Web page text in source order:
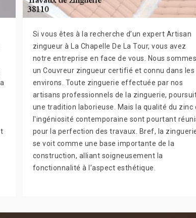
Si vous êtes à la recherche d’un expert Artisan
zingueur à La Chapelle De La Tour, vous avez
notre entreprise en face de vous. Nous sommes
un Couvreur zingueur certifié et connu dans les
environs. Toute zinguerie effectuée par nos
artisans professionnels de la zinguerie,
une tradition laborieuse. Mais la qualité du zinc
l'ingéniosité contemporaine sont pourtant
pour la perfection des travaux. Bref, la
se voit comme une base importante de la
construction, alliant soigneusement la
fonctionnalité à l’aspect esthétique.